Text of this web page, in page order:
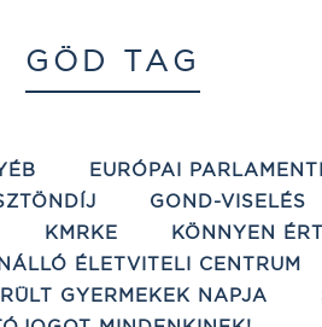
GÖD TAG
EURÓPAI
GOND-VISELÉS
KMRKE
KÖNNYEN
ÉLETVITELI CENTRUM
GYERMEKEK NAPJA